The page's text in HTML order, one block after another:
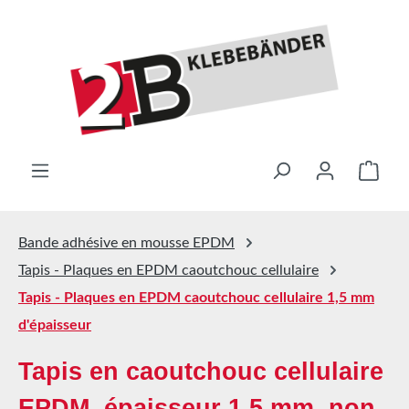
Le
Bande adhésive en mousse EPDM
Tapis - Plaques en EPDM caoutchouc cellulaire
Tapis - Plaques en EPDM caoutchouc cellulaire 1,5 mm
d'épaisseur
Tapis en caoutchouc cellulaire